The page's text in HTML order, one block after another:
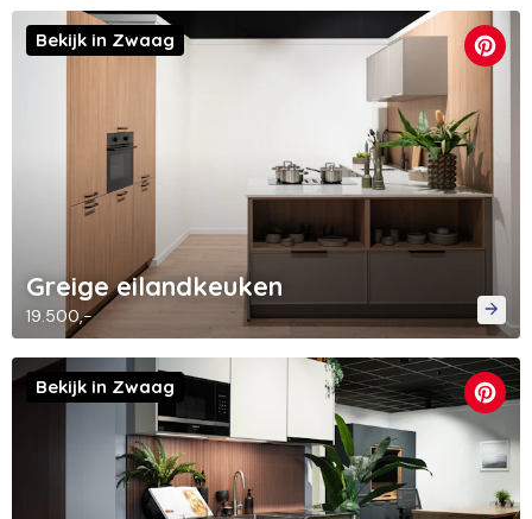
Greige eilandkeuken
19.500,-
Bekijk in Zwaag
Bekijk in Zwaag